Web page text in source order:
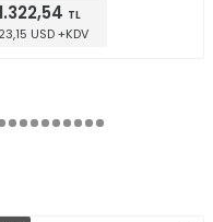
TL
23,15 USD +KDV